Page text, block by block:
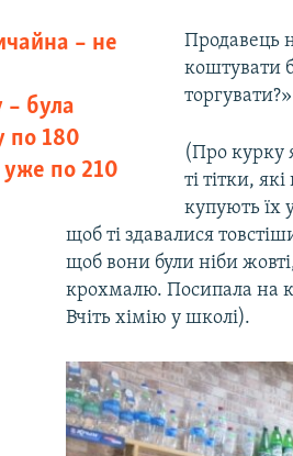
– не
– була
по 180
уже по 210
Продавець
коштувати
торгувати?»
(Про курку
ті тітки,
купують їх
щоб ті здавалися
щоб вони були ніби
крохмалю. Посипала на
Вчіть хімію у школі).